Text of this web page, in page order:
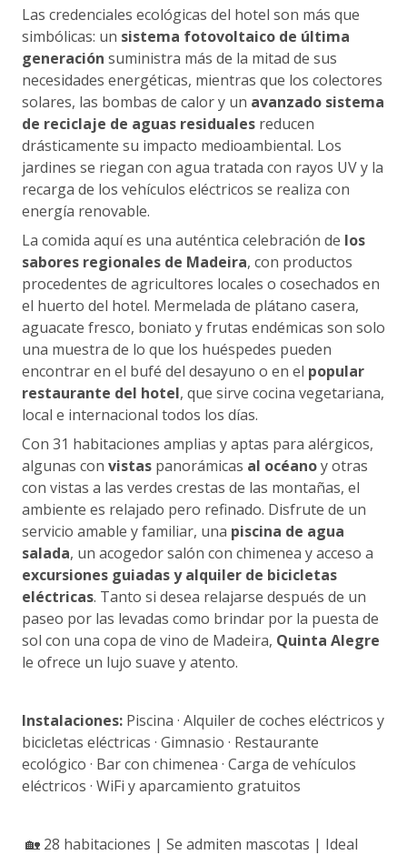
Las credenciales ecológicas del hotel son más que
simbólicas: un sistema fotovoltaico de última
generación suministra más de la mitad de sus
necesidades energéticas, mientras que los colectores
solares, las bombas de calor y un avanzado sistema
de reciclaje de aguas residuales reducen
drásticamente su impacto medioambiental. Los
jardines se riegan con agua tratada con rayos UV y la
recarga de los vehículos eléctricos se realiza con
energía renovable.
La comida aquí es una auténtica celebración de los
sabores regionales de Madeira, con productos
procedentes de agricultores locales o cosechados en
el huerto del hotel. Mermelada de plátano casera,
aguacate fresco, boniato y frutas endémicas son solo
una muestra de lo que los huéspedes pueden
encontrar en el bufé del desayuno o en el popular
restaurante del hotel, que sirve cocina vegetariana,
local e internacional todos los días.
Con 31 habitaciones amplias y aptas para alérgicos,
algunas con vistas panorámicas al océanoy otras
con vistas a las verdes crestas de las montañas, el
ambiente es relajado pero refinado. Disfrute de un
servicio amable y familiar, una piscina de agua
salada, un acogedor salón con chimenea y acceso a
excursiones guiadas y alquiler de bicicletas
eléctricas. Tanto si desea relajarse después de un
paseo por las levadas como brindar por la puesta de
sol con una copa de vino de Madeira, Quinta Alegre
le ofrece un lujo suave y atento.
Instalaciones: Piscina · Alquiler de coches eléctricos y
bicicletas eléctricas · Gimnasio · Restaurante
ecológico · Bar con chimenea · Carga de vehículos
eléctricos · WiFi y aparcamiento gratuitos
🏡 28 habitaciones | Se admiten mascotas | Ideal